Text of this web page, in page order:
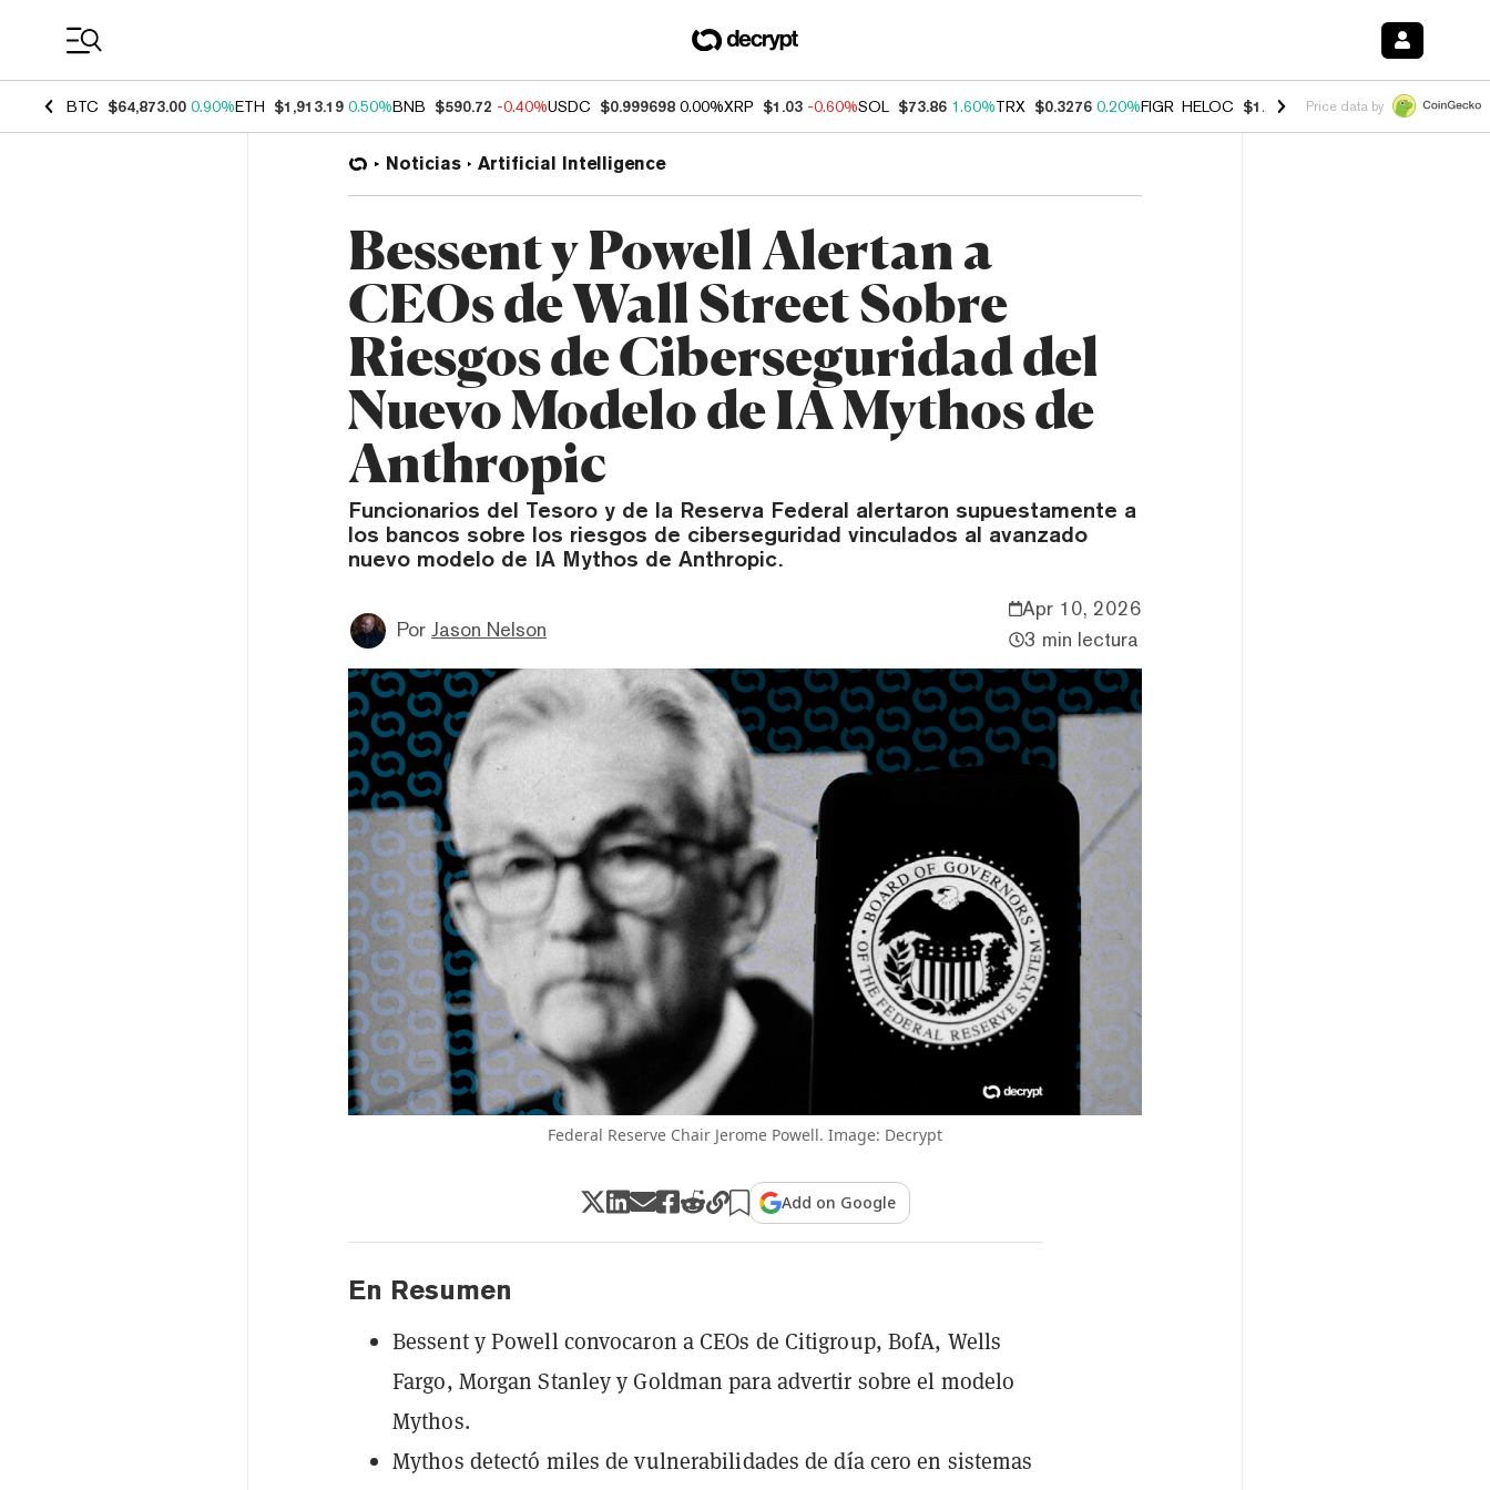
BTC $64,873.00 0.90%ETH $1,913.19 0.50%BNB $590.72 -0.40%USDC $0.999698 0.00%XRP $1.03 -0.60%SOL $73.86 1.60%TRX $0.3276 0.20%FIGR_HELOC $1.023 0.20% HYPE $54.22 -
Price data by
Noticias Artificial Intelligence
Bessent y Powell Alertan a
CEOs de Wall Street Sobre
Riesgos de Ciberseguridad del
Nuevo Modelo de IA Mythos de
Anthropic
Funcionarios del Tesoro y de la Reserva Federal alertaron supuestamente a
los bancos sobre los riesgos de ciberseguridad vinculados al avanzado
nuevo modelo de IA Mythos de Anthropic.
Por Jason Nelson
Apr 10, 2026
3 min lectura
Federal Reserve Chair Jerome Powell. Image: Decrypt
Add on Google
En Resumen
Bessent y Powell convocaron a CEOs de Citigroup, BofA, Wells
Fargo, Morgan Stanley y Goldman para advertir sobre el modelo
Mythos.
Mythos detectó miles de vulnerabilidades de día cero en sistemas